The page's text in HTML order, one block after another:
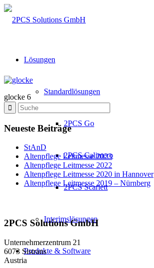
Lösungen
Standardlösungen
2PCS Go
2PCS Calimero
2PCS Scarlett
Interimslösungen
Produkte & Software
glocke 6
Neueste Beiträge
StAnD
Altenpflege Leitmesse 2023
Altenpflege Leitmesse 2022
Altenpflege Leitmesse 2020 in Hannover
Altenpflege Leitmesse 2019 – Nürnberg
2PCS Solutions GmbH
Unternehmerzentrum 21
6073 Sistrans
Austria